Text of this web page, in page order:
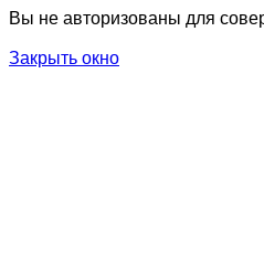
Вы не авторизованы для
Закрыть окно